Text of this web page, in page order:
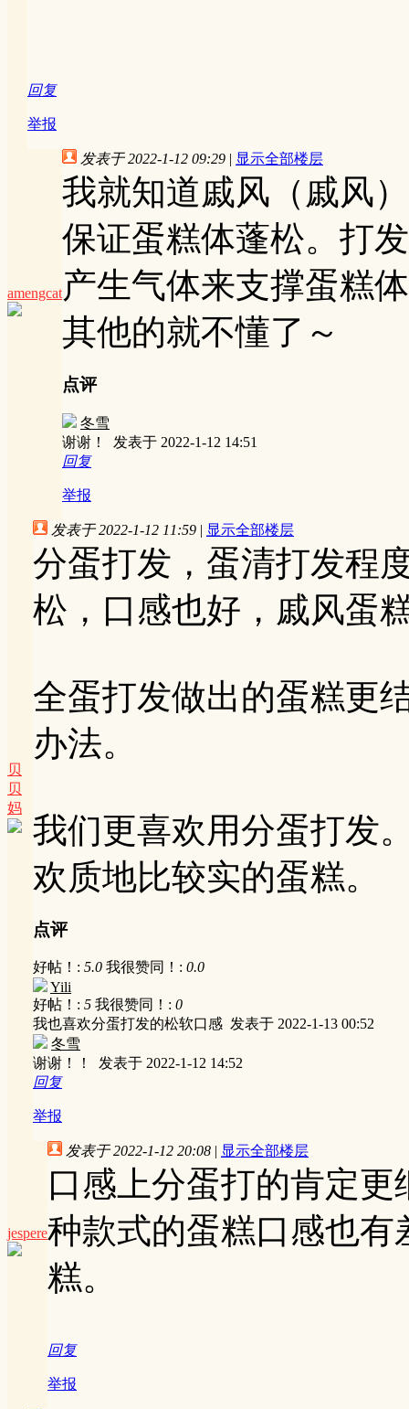
回复
举报
amengcat
发表于 2022-1-12 09:29 | 显示全部楼层
我就知道戚风（戚风
保证蛋糕体蓬松。打
产生气体来支撑蛋糕
其他的就不懂了～
点评
冬雪
谢谢！ 发表于 2022-1-12 14:51
回复
举报
贝
贝
妈
发表于 2022-1-12 11:59 | 显示全部楼层
分蛋打发，蛋清打发程
松，口感也好，戚风蛋
全蛋打发做出的蛋糕更
办法。
我们更喜欢用分蛋打发
欢质地比较实的蛋糕。
点评
好帖！: 5.0 我很赞同！: 0.0
Yili
好帖！: 5 我很赞同！: 0
我也喜欢分蛋打发的松软口感 发表于 2022-1-13 00:52
冬雪
谢谢！！ 发表于 2022-1-12 14:52
回复
举报
jespere
发表于 2022-1-12 20:08 | 显示全部楼层
口感上分蛋打的肯定
种款式的蛋糕口感也
糕。
回复
举报